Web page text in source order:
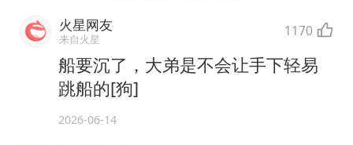
火星网友
来自火星 1170
船要沉了，大弟是不会让手下轻易
跳船的[狗]
2026-06-14